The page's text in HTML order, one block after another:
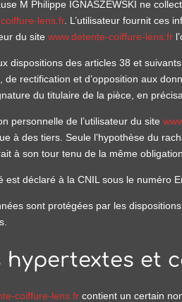
M Philippe IGNASZEWSKI ne
lens.fr. L’utilisateur fournit ces
du sitewww.detente-coiffure-lens.fr
dispositions des articles 38 et
de rectification et d’opposition aux
du titulaire de la pièce, en
personnelle de l’utilisateur du site
à des tiers. Seule l’hypothèse du
à son tour tenu de la même
est déclaré à la CNIL sous le numéro
sont protégées par les
hypertextes et
coiffure-lens.fr contient un certain